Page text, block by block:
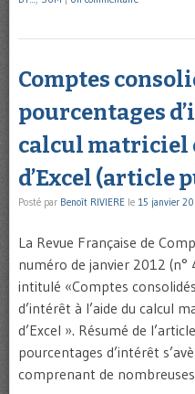
Comptes
pourcentages
calcul matriciel
d’Excel (article
Posté par Benoît RIVIERE le 15 janvier
La Revue Française de
numéro de janvier 2012 (n°
intitulé «Comptes
d’intérêt à l’aide du calcul
d’Excel ». Résumé de
pourcentages d’intérêt
comprenant de